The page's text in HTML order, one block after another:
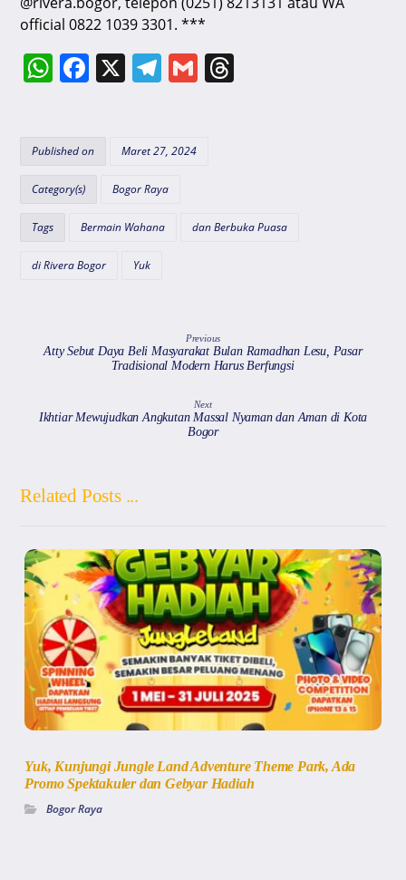
official 0822 1039 3301. ***
W
s
A
p
F
e
o
k
X T
gr
a
G
s
Published on Maret 27, 2024
Category(s) Bogor Raya
Tags Bermain Wahana dan Berbuka Puasa
di Rivera Bogor Yuk
Previous
Atty Sebut Daya Beli Masyarakat Bulan Ramadhan Lesu, Pasar
Tradisional Modern Harus Berfungsi
Next
Ikhtiar Mewujudkan Angkutan Massal Nyaman dan Aman di Kota
Bogor
Related Posts ...
Yuk, Kunjungi Jungle Land Adventure Theme Park, Ada
Promo Spektakuler dan Gebyar Hadiah
Bogor Raya